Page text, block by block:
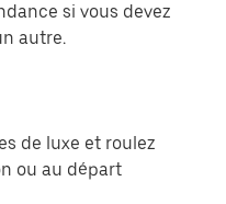
si vous devez
autre.
de luxe et roulez
ou au départ